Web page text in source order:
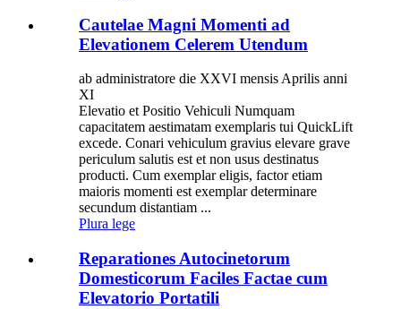
Cautelae Magni Momenti ad
Elevationem Celerem Utendum
ab administratore die XXVI mensis Aprilis anni
XI
Elevatio et Positio Vehiculi Numquam
capacitatem aestimatam exemplaris tui QuickLift
excede. Conari vehiculum gravius ​​elevare grave
periculum salutis est et non usus destinatus
producti. Cum exemplar eligis, factor etiam
maioris momenti est exemplar determinare
secundum distantiam ...
Plura lege
Reparationes Autocinetorum
Domesticorum Faciles Factae cum
Elevatorio Portatili